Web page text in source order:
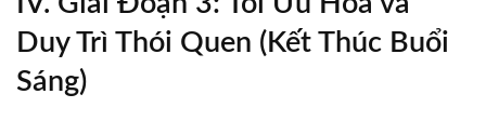
Duy Trì Thói Quen (Kết Thúc Buổi
Sáng)